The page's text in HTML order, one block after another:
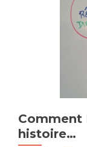
Comment
histoire…